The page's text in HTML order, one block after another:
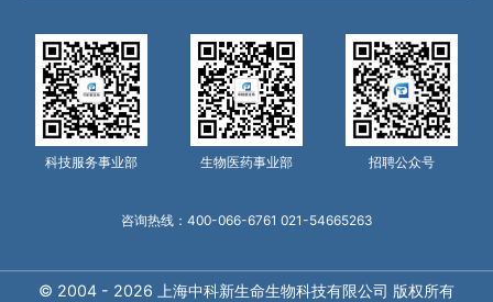
科技服务事业部 生物医药事业部 招聘公众号
咨询热线：400-066-6761 021-54665263
© 2004 - 2026 上海中科新生命生物科技有限公司 版权所有